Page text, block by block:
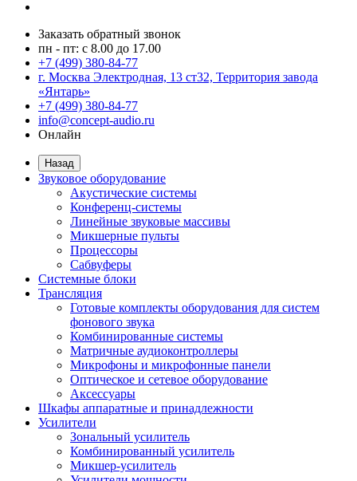
Заказать обратный звонок
пн - пт: с 8.00 до 17.00
+7 (499) 380-84-77
г. Москва Электродная, 13 ст32, Территория завода
«Янтарь»
+7 (499) 380-84-77
info@concept-audio.ru
Онлайн
Назад
Звуковое оборудование
Акустические системы
Конференц-системы
Линейные звуковые массивы
Микшерные пульты
Процессоры
Сабвуферы
Системные блоки
Трансляция
Готовые комплекты оборудования для систем
фонового звука
Комбинированные системы
Матричные аудиоконтроллеры
Микрофоны и микрофонные панели
Оптическое и сетевое оборудование
Аксессуары
Шкафы аппаратные и принадлежности
Усилители
Зональный усилитель
Комбинированный усилитель
Микшер-усилитель